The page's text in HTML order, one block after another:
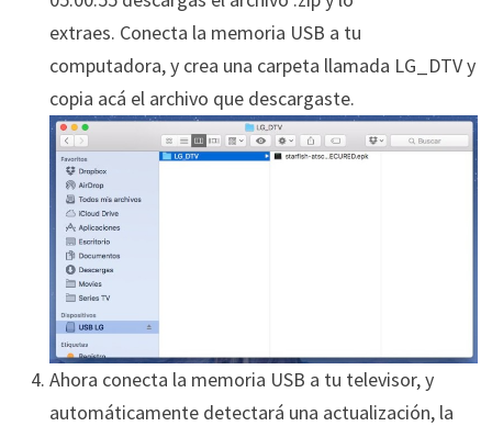
extraes. Conecta la memoria USB a tu
computadora, y crea una carpeta llamada LG_DTV y
copia acá el archivo que descargaste.
Ahora conecta la memoria USB a tu televisor, y
automáticamente detectará una actualización, la